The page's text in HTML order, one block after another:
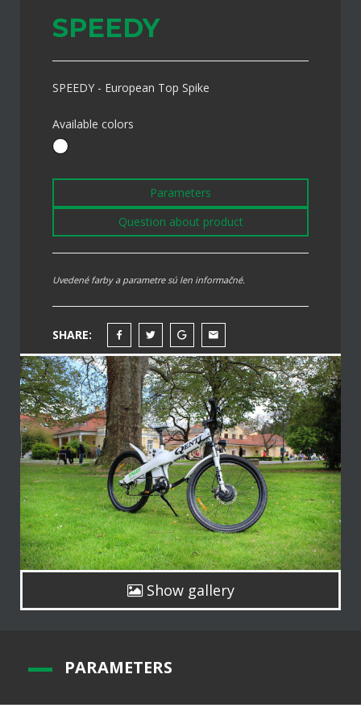
SPEEDY
SPEEDY - European Top Spike
Available colors
Parameters
Question about product
Uvedené farby a parametre sú len informačné.
SHARE:
Show gallery
PARAMETERS